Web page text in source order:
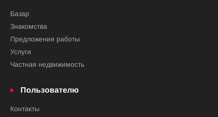
Базар
Знакомства
Предложения работы
Услуги
Частная недвижимость
Пользователю
Контакты